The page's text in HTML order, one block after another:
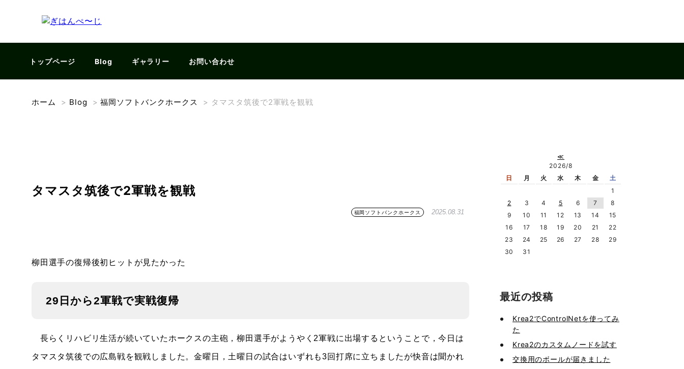
トップページ Blog ギャラリー お問い合わせ
ホーム > Blog >福岡ソフトバンクホークス > タマスタ筑後で2軍戦を観戦
タマスタ筑後で2軍戦を観戦
福岡ソフトバンクホークス 2025.08.31
柳田選手の復帰後初ヒットが見たかった
29日から2軍戦で実戦復帰
長らくリハビリ生活が続いていたホークスの主砲，柳田選手がようやく2軍戦に出場するということで，今日は
タマスタ筑後での広島戦を観戦しました。金曜日，土曜日の試合はいずれも3回打席に立ちましたが快音は聞かれ
≪
2026/8
日
月 火 水 木 金
土
1
2
3 4 5 6 7
8
9
10 11 12 13 14
15
16
17 18 19 20 21
22
23
24 25 26 27 28
29
30
31
最近の投稿
Krea2でControlNetを使ってみ
た
Krea2のカスタムノードを試す
交換用のボールが届きました